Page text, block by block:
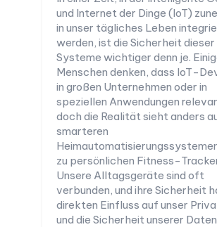
und Internet der Dinge (IoT)
in unser tägliches Leben
werden, ist die Sicherheit dieser
Systeme wichtiger denn je.
Menschen denken, dass IoT-
in großen Unternehmen oder in
speziellen Anwendungen
doch die Realität sieht anders
smarteren
zu persönlichen Fitness-
Unsere Alltagsgeräte sind oft
verbunden, und ihre Sicherheit
direkten Einfluss auf unser
und die Sicherheit unserer